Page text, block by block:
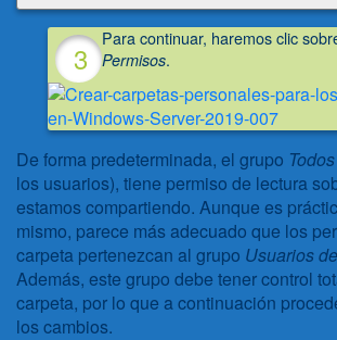
Para continuar, haremos clic
Permisos.
De forma predeterminada, el grupo Todos
los usuarios), tiene permiso de lectura
estamos compartiendo. Aunque es
mismo, parece más adecuado que los
carpeta pertenezcan al grupo Usuarios
Además, este grupo debe tener control
carpeta, por lo que a continuación
los cambios.